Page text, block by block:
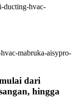
dari
hingga